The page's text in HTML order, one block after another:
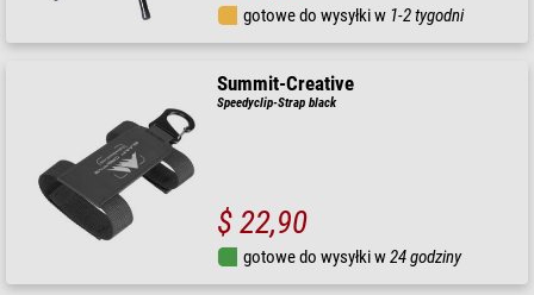
gotowe do wysyłki w 1-2 tygodni
Summit-Creative
Speedyclip-Strap black
$ 22,90
gotowe do wysyłki w24 godziny